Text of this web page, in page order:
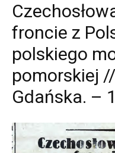
froncie z
polskiego
pomorskiej
Gdańska. –